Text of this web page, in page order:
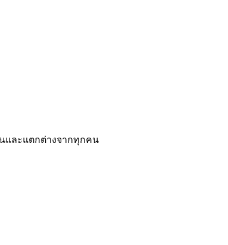
และแตกต่างจากทุกคน